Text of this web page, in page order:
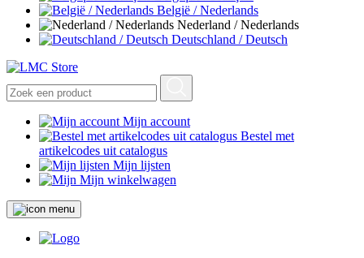
België / Nederlands
Nederland / Nederlands
Deutschland / Deutsch
Mijn account
Bestel met
artikelcodes uit catalogus
Mijn lijsten
Mijn winkelwagen